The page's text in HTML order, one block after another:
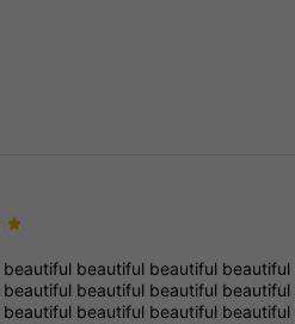
beautiful beautiful beautiful beautiful
beautiful beautiful beautiful beautiful
beautiful beautiful beautiful beautiful